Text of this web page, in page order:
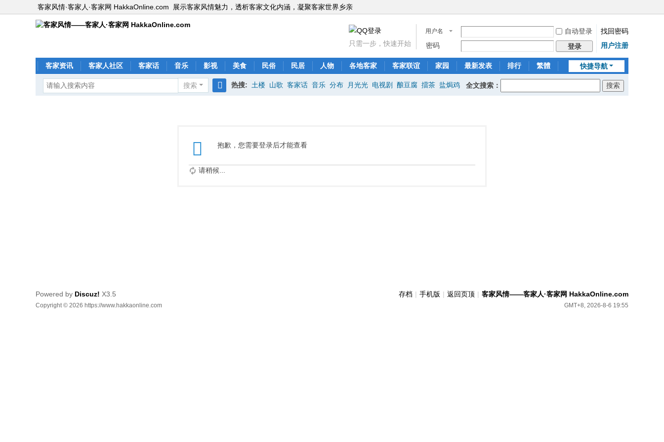
客家风情·客家人·客家网 HakkaOnline.com 展示客家风情魅力，透析客家文化内涵，凝聚客家世界乡亲
用户名 自动登录
找回密码
密码
登录 用户注册
只需一步，快速开始
快捷导航
客家资讯 客家人社区 客家话 音乐 影视 美食 民俗 民居 人物 各地客家 客家联谊 家园 最新发表 排行 繁體
搜索 热搜: 土楼 山歌 客家话 音乐 分布 月光光 电视剧 酿豆腐 擂茶 盐焗鸡 全文搜索：
抱歉，您需要登录后才能查看
请稍候...
存档 | 手机版 | 返回页顶 | 客家风情——客家人·客家网 HakkaOnline.com
GMT+8, 2026-8-6 19:55
Powered by Discuz! X3.5
Copyright © 2026 https://www.hakkaonline.com